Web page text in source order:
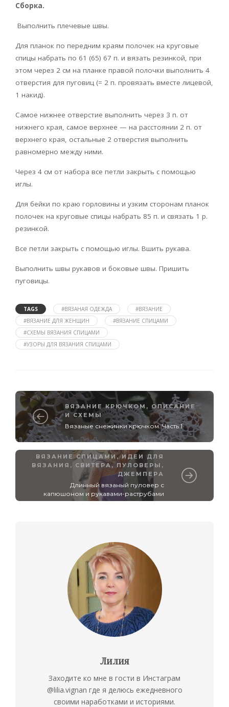
Сборка.
Выполнить плечевые швы.
Для планок по передним краям полочек на круговые
спицы набрать по 61 (65) 67 п. и вязать резинкой, при
этом через 2 см на планке правой полочки выполнить 4
отверстия для пуговиц (= 2 п. провязать вместе лицевой,
1 накид).
Самое нижнее отверстие выполнить через 3 п. от
нижнего края, самое верхнее — на расстоянии 2 п. от
верхнего края, остальные 2 отверстия выполнить
равномерно между ними.
Через 4 см от набора все петли закрыть с помощью
иглы.
Для бейки по краю горловины и узким сторонам планок
полочек на круговые спицы набрать 85 п. и связать 1 р.
резинкой.
Все петли закрыть с помощью иглы. Вшить рукава.
Выполнить швы рукавов и боковые швы. Пришить
пуговицы.
TAGS #ВЯЗАНАЯ ОДЕЖДА
#ВЯЗАНИЕ
#ВЯЗАНИЕ ДЛЯ ЖЕНЩИН
#ВЯЗАНИЕ СПИЦАМИ
#СХЕМЫ ВЯЗАНИЯ СПИЦАМИ
#УЗОРЫ ДЛЯ ВЯЗАНИЯ СПИЦАМИ
ВЯЗАНИЕ КРЮЧКОМ , ОПИСАНИЕ
И СХЕМЫ
Вязаные снежинки крючком. Часть 1.
ВЯЗАНИЕ СПИЦАМИ , ИДЕИ ДЛЯ
ВЯЗАНИЯ , СВИТЕРА, ПУЛОВЕРЫ,
ДЖЕМПЕРА
Длинный вязаный пуловер с
капюшоном и рукавами-раструбами
Лилия
Заходите ко мне в гости в Инстаграм
@lilia.vignan где я делюсь ежедневного
своими наработками и историями.